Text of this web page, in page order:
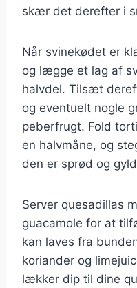
skær det derefter i
Når svinekødet er
og lægge et lag af
halvdel. Tilsæt
og eventuelt nogle
peberfrugt. Fold
en halvmåne, og
den er sprød og
Server quesadillas
guacamole for at
kan laves fra
koriander og
lækker dip til dine